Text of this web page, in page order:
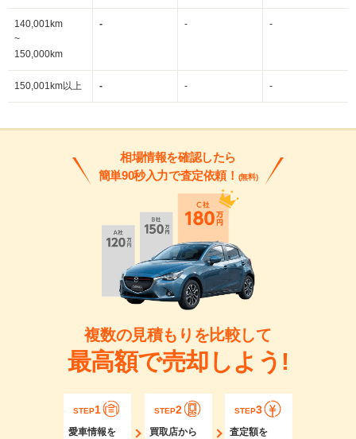
140,001km
~
150,000km
- - -
150,001km以上 - - -
相場情報を確認したら
簡単90秒入力で査定依頼！ (無料)
複数の見積もりを比較して
最高額で売却しよう!
STEP1
愛車情報を
STEP2
買取店から
STEP3
査定額を